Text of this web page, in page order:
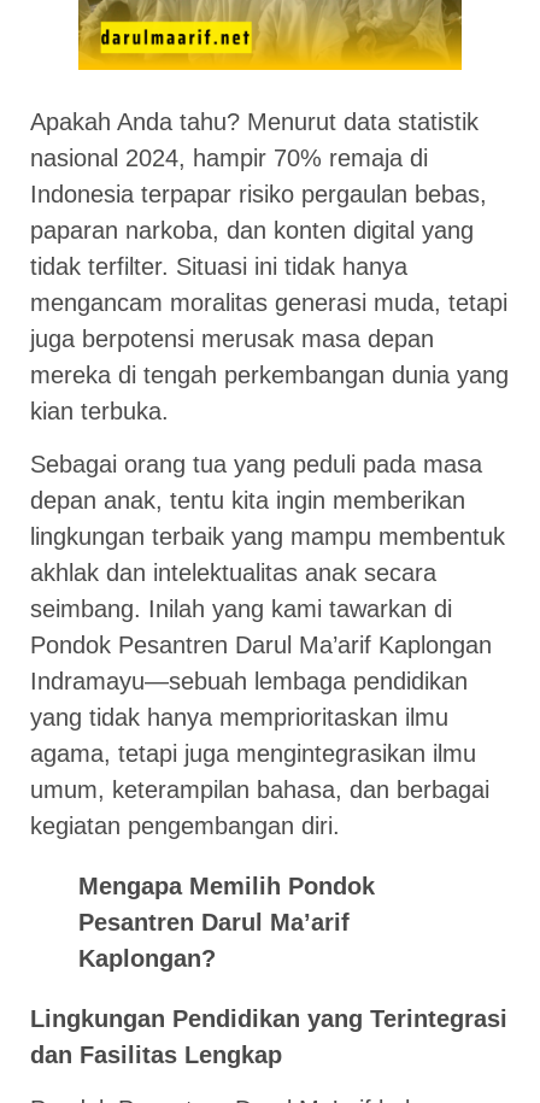
Apakah Anda tahu? Menurut data statistik
nasional 2024, hampir 70% remaja di
Indonesia terpapar risiko pergaulan bebas,
paparan narkoba, dan konten digital yang
tidak terfilter. Situasi ini tidak hanya
mengancam moralitas generasi muda, tetapi
juga berpotensi merusak masa depan
mereka di tengah perkembangan dunia yang
kian terbuka.
Sebagai orang tua yang peduli pada masa
depan anak, tentu kita ingin memberikan
lingkungan terbaik yang mampu membentuk
akhlak dan intelektualitas anak secara
seimbang. Inilah yang kami tawarkan di
Pondok Pesantren Darul Ma’arif Kaplongan
Indramayu—sebuah lembaga pendidikan
yang tidak hanya memprioritaskan ilmu
agama, tetapi juga mengintegrasikan ilmu
umum, keterampilan bahasa, dan berbagai
kegiatan pengembangan diri.
Mengapa Memilih Pondok
Pesantren Darul Ma’arif
Kaplongan?
Lingkungan Pendidikan yang Terintegrasi
dan Fasilitas Lengkap